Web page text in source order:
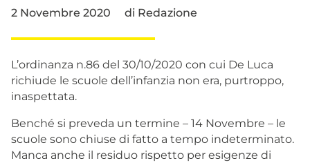
2 Novembre 2020 di Redazione
L’ordinanza n.86 del 30/10/2020 con cui De Luca
richiude le scuole dell’infanzia non era, purtroppo,
inaspettata.
Benché si preveda un termine – 14 Novembre – le
scuole sono chiuse di fatto a tempo indeterminato.
Manca anche il residuo rispetto per esigenze di